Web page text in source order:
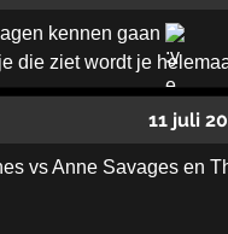
kennen gaan
die ziet wordt je
11 juli
vs Anne Savages en